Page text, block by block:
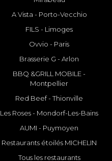
A Vista - Porto-Vecchio
FILS - Limoges
Ovvio - Paris
Brasserie G - Arlon
BBQ &GRILL MOBILE -
Montpellier
Red Beef - Thionville
Les Roses - Mondorf-Les-Bains
AUMI - Puymoyen
Restaurants étoilés MICHELIN
Tous les restaurants